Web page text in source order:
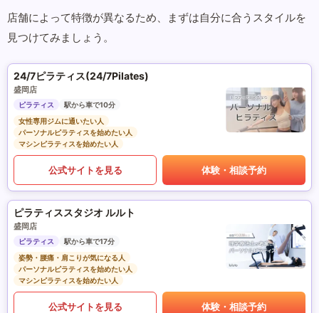
店舗によって特徴が異なるため、まずは自分に合うスタイルを
見つけてみましょう。
24/7ピラティス(24/7Pilates)
盛岡店
ピラティス
駅から車で10分
女性専用ジムに通いたい人
パーソナルピラティスを始めたい人
マシンピラティスを始めたい人
公式サイトを見る 体験・相談予約
ピラティススタジオ ルルト
盛岡店
ピラティス
駅から車で17分
姿勢・腰痛・肩こりが気になる人
パーソナルピラティスを始めたい人
マシンピラティスを始めたい人
公式サイトを見る 体験・相談予約